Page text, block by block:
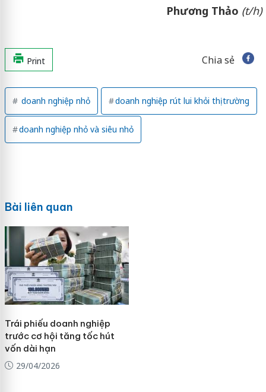
Phương Thảo (t/h)
Print Chia sẻ
doanh nghiệp nhỏ doanh nghiệp rút lui khỏi thị trường
doanh nghiệp nhỏ và siêu nhỏ
Bài liên quan
Trái phiếu doanh nghiệp
trước cơ hội tăng tốc hút
vốn dài hạn
29/04/2026